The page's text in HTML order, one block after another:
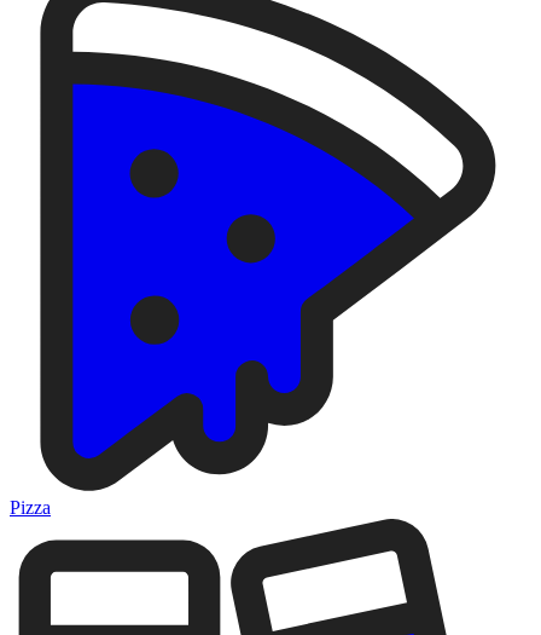
Pizza